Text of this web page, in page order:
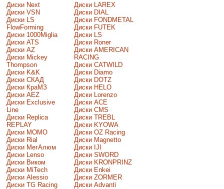
Диски Next
Диски VSN
Диски LS
FlowForming
Диски 1000Miglia
Диски ATS
Диски AZ
Диски Mickey
Thompson
Диски K&K
Диски СКАД
Диски КраМЗ
Диски AEZ
Диски Exclusive
Line
Диски Replica
REPLAY
Диски MOMO
Диски Rial
Диски МегАлюм
Диски Lenso
Диски Виком
Диски MiTech
Диски Alessio
Диски TG Racing
Диски LAREX
Диски DIAL
Диски FONDMETAL
Диски FUTEK
Диски LS
Диски Roner
Диски AMERICAN
RACING
Диски CATWILD
Диски Diamo
Диски DOTZ
Диски HELO
Диски Lorenzo
Диски ACE
Диски CMS
Диски TREBL
Диски KYOWA
Диски OZ Racing
Диски Magnetto
Диски IJI
Диски SWORD
Диски KRONPRINZ
Диски Enkei
Диски ZORMER
Диски Advanti